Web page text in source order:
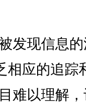
发现信息
相应的追踪
难以理解